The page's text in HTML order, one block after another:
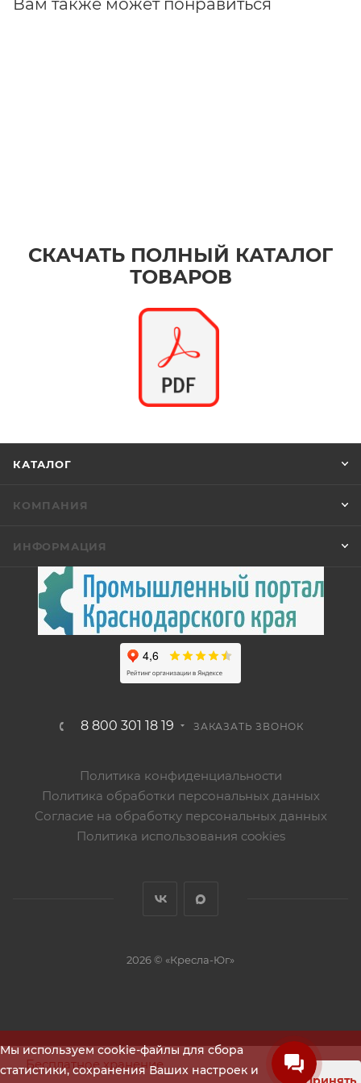
Вам также может понравиться
СКАЧАТЬ ПОЛНЫЙ КАТАЛОГ
ТОВАРОВ
КАТАЛОГ
КОМПАНИЯ
ИНФОРМАЦИЯ
8 800 301 18 19 ЗАКАЗАТЬ ЗВОНОК
Политика конфиденциальности
Политика обработки персональных данных
Согласие на обработку персональных данных
Политика использования cookies
2026 © «Кресла-Юг»
Бесплатное хранение
Мы используем cookie-файлы для сбора
статистики, сохранения Ваших настроек и